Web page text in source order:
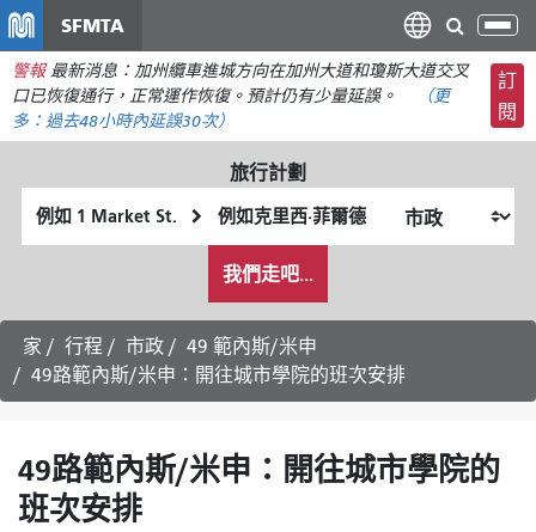
主
要
容
SFMTA
切
換
導
航
警報 最新消息：加州纜車進城方向在加州大道和瓊斯大道交叉
口已恢復通行，正常運作恢復。預計仍有少量延誤。
（更
多： 過去48小時內延誤30次）
訂
閱
旅行計劃
起
始
終
點
我
希
望
的
旅
行
式
我們走吧...
家 行程 市政
49 範內斯/米申
49路範內斯/米申：開往城市學院的班次安排
49路範內斯/米申：開往城市學院的
班次安排